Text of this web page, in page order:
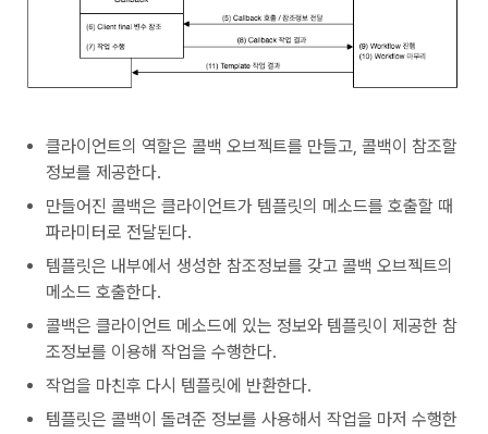
클라이언트의 역할은 콜백 오브젝트를 만들고, 콜백이 참조할
정보를 제공한다.
만들어진 콜백은 클라이언트가 템플릿의 메소드를 호출할 때
파라미터로 전달된다.
템플릿은 내부에서 생성한 참조정보를 갖고 콜백 오브젝트의
메소드 호출한다.
콜백은 클라이언트 메소드에 있는 정보와 템플릿이 제공한 참
조정보를 이용해 작업을 수행한다.
작업을 마친후 다시 템플릿에 반환한다.
템플릿은 콜백이 돌려준 정보를 사용해서 작업을 마저 수행한